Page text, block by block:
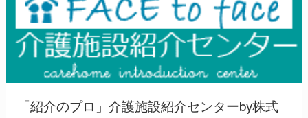
「紹介のプロ」介護施設紹介センターby株式